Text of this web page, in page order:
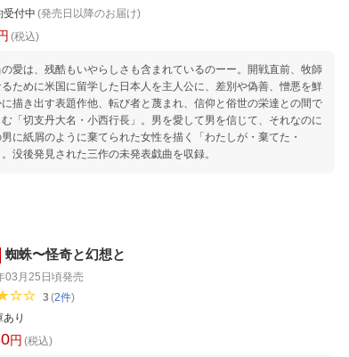
受付中 (発売日以降のお届け)
(税込)
愛は、残酷もいやらしさも含まれているのーー。開戦直前、牧師
るために米国に留学した日本人を主人公に、差別や偽善、憎悪を鮮
描き出す表題作他、転び者と蔑まれ、信仰と俗世の栄達との間で
「切支丹大名・小西行長」。男を愛して男を信じて、それなのに
男に紙屑のように棄てられた女性を描く「わたしが・棄てた・
没後発見された三作の未発表戯曲を収録。
蜘蛛〜怪奇と幻想と
03月25日頃発売
3(2件)
あり
円 (税込)